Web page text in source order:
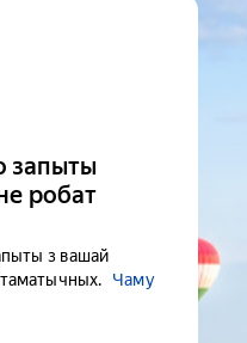
запыты
робат
з вашай
Чаму